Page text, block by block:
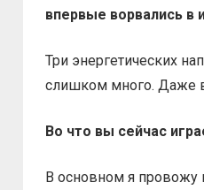
впервые ворвались в
Три энергетических
слишком много. Даже
Во что вы сейчас
В основном я провожу